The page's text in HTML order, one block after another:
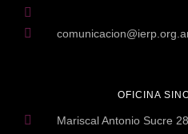
OFICINA
Mariscal Antonio Sucre